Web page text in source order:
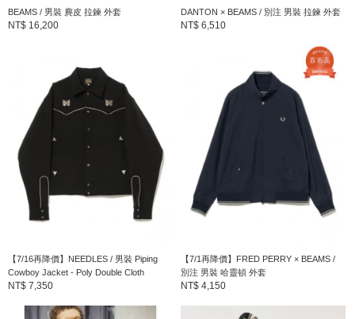
BEAMS / 男裝 麂皮 拉鍊 外套
NT$ 16,200
DANTON × BEAMS / 別注 男裝 拉鍊 外套
NT$ 6,510
【7/16再降價】NEEDLES / 男裝 Piping
Cowboy Jacket - Poly Double Cloth
NT$ 7,350
【7/1再降價】FRED PERRY × BEAMS /
別注 男裝 哈靈頓 外套
NT$ 4,150